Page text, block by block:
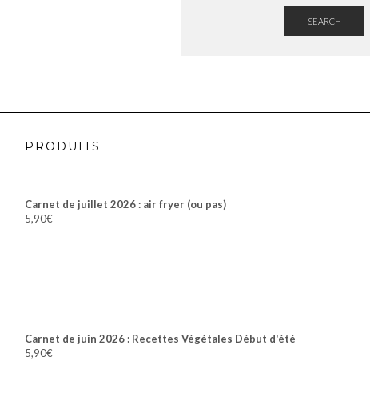
SEARCH
PRODUITS
Carnet de juillet 2026 : air fryer (ou pas)
5,90€
Carnet de juin 2026 : Recettes Végétales Début d'été
5,90€